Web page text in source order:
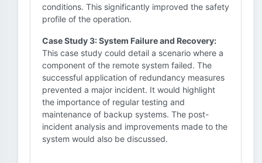
conditions. This significantly improved the safety
profile of the operation.
Case Study 3: System Failure and Recovery:
This case study could detail a scenario where a
component of the remote system failed. The
successful application of redundancy measures
prevented a major incident. It would highlight
the importance of regular testing and
maintenance of backup systems. The post-
incident analysis and improvements made to the
system would also be discussed.